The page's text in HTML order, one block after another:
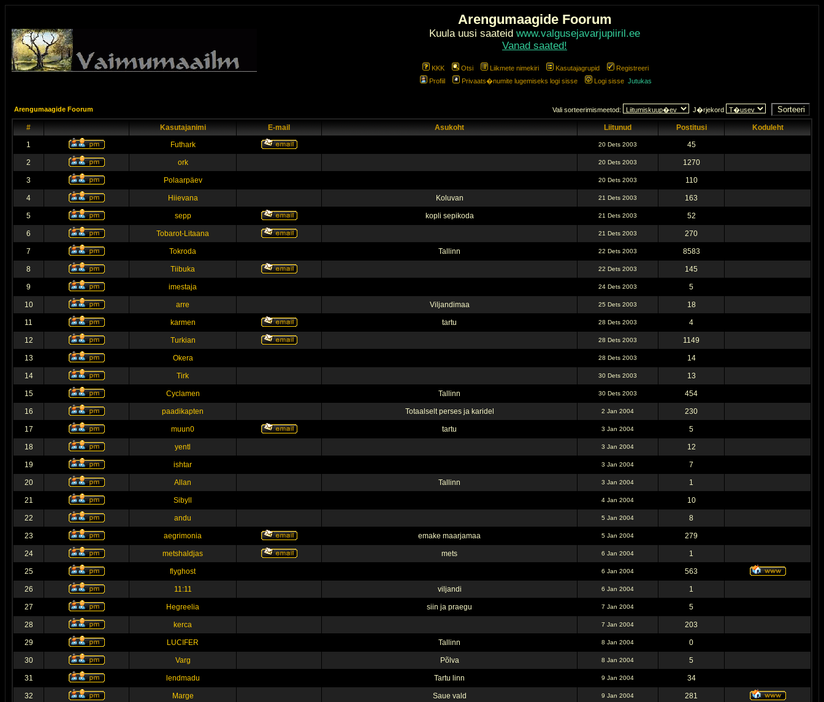
Arengumaagide Foorum
Kuula uusi saateid www.valgusejavarjupiiril.ee
Vanad saated!
KKK Otsi Liikmete nimekiri Kasutajagrupid
Registreeri
Profiil
Privaats�numite lugemiseks logi sisse Logi sisse Jutukas
Arengumaagide Foorum Vali sorteerimismeetod: J�rjekord
# Kasutajanimi E-mail Asukoht Liitunud Postitusi
Koduleht
1
Futhark 20 Dets 2003 45
2 ork 20 Dets 2003 1270
3 Polaarpäev 20 Dets 2003 110
4 Hiievana Koluvan 21 Dets 2003 163
5 sepp kopli sepikoda 21 Dets 2003 52
6 Tobarot-Litaana 21 Dets 2003 270
7 Tokroda Tallinn 22 Dets 2003 8583
8 Tiibuka 22 Dets 2003 145
9 imestaja 24 Dets 2003 5
10 arre Viljandimaa 25 Dets 2003 18
11 karmen tartu 28 Dets 2003 4
12 Turkian 28 Dets 2003 1149
13 Okera 28 Dets 2003 14
14 Tirk 30 Dets 2003 13
15 Cyclamen Tallinn 30 Dets 2003 454
16 paadikapten Totaalselt perses ja karidel 2 Jan 2004 230
17 muun0 tartu 3 Jan 2004 5
18 yentl 3 Jan 2004 12
19 ishtar 3 Jan 2004 7
20 Allan Tallinn 3 Jan 2004 1
21 Sibyll 4 Jan 2004 10
22 andu 5 Jan 2004 8
23 aegrimonia emake maarjamaa 5 Jan 2004 279
24 metshaldjas mets 6 Jan 2004 1
25 flyghost 6 Jan 2004 563
26 11:11 viljandi 6 Jan 2004 1
27 Hegreelia siin ja praegu 7 Jan 2004 5
28 kerca 7 Jan 2004 203
29 LUCIFER Tallinn 8 Jan 2004 0
30 Varg Põlva 8 Jan 2004 5
31 lendmadu Tartu linn 9 Jan 2004 34
32 Marge Saue vald 9 Jan 2004 281